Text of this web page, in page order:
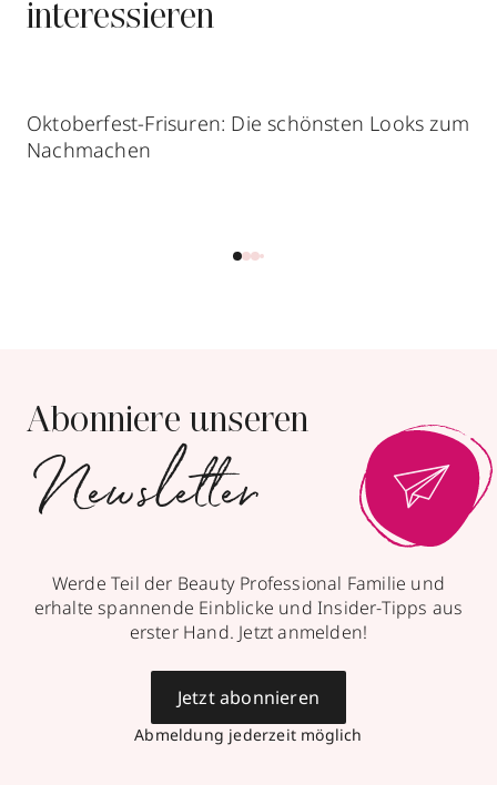
interessieren
Oktoberfest-Frisuren: Die schönsten Looks zum
Nachmachen
Abonniere unseren
Newsletter
Werde Teil der Beauty Professional Familie und
erhalte spannende Einblicke und Insider-Tipps aus
erster Hand. Jetzt anmelden!
Abmeldung jederzeit möglich
Jetzt abonnieren